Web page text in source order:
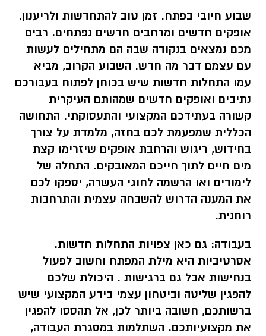
שבוע חיובי בפתח. זמן טוב להתחדשות ולריענון.
אופקים חדשים ומרחבים חדשים נפתחים. רבים
מכם נמצאים בנקודה שבה הם מתחילים לעשות
עם עצמם דבר מה חדש. השבוע הקרוב, מביא
עמו התחלות חדשות שיש בכוחן לפתוח בעבורכם
נתיבים ואופקים חדשים שמהותם העיקרית
קשורה בעתידכם המקצועי והתעסוקתי. התחושה
הכללית שמפעמת לכם בחזה, מלמדת על צורך
בחידוש, ריגוש והרחבת אופקים שיזרימו קצת
מים חיים לתוך חייכם המאובקים. התחלה של
לימודים ואו הרשמה לחוגי העשרה, יספקו לכם
את המענה הדרוש להשבחה עצמית והתרחבות
רוחנית.
בעבודה: גם כאן צפויות התחלות חדשות.
אסרטיביות היא מילת המפתח וחשוב לפעול
בנחישות אבל גם ברגישות . היכולת שלכם
להפגין שליטה וביטחון עצמי בידע המקצועי שיש
ברשותכם, חשובה ביותר לכן, אל תהססו להפגין
את מקצועיותכם. השתלמות במסגרת העבודה,